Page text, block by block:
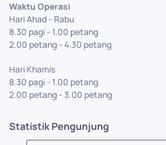
Waktu Operasi
Hari Ahad - Rabu
8.30 pagi - 1.00 petang
2.00 petang - 4.30 petang
Hari Khamis
8.30 pagi - 1.00 petang
2.00 petang - 3.00 petang
Statistik Pengunjung